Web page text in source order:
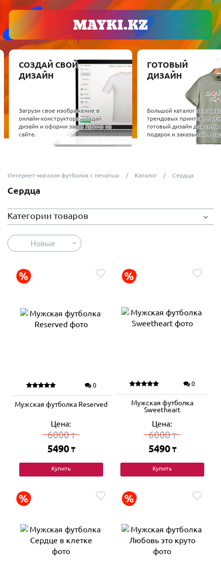
СОЗДАЙ СВОЙ
ДИЗАЙН
Загрузи свое изображение в
онлайн-конструкторе, создай
дизайн и оформи заказ прямо на
сайте.
ГОТОВЫЙ
ДИЗАЙН
Большой каталог
трендовых принтов.
готовый дизайн для себя
подарок и заказывай в
Интернет-магазин футболок с печатью Каталог Сердца
Сердца
Категории товаров
Новые
0
Мужская футболка Reserved
Цена:
6000₸
5490 ₸
Купить
0
Мужская футболка
Sweetheart
Цена:
6000₸
5490 ₸
Купить